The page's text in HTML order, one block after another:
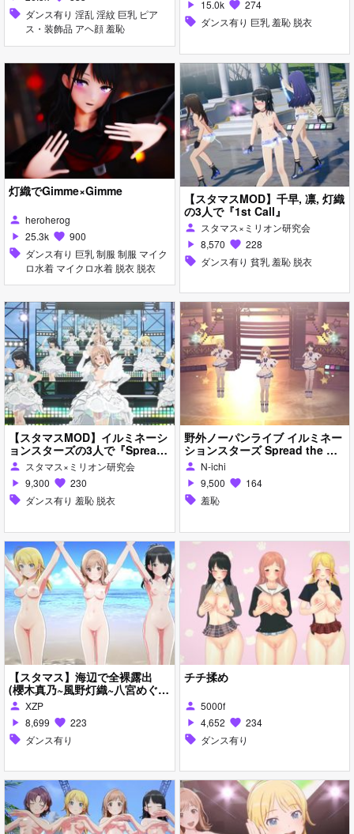
sell ダンス有り 淫乱 淫紋 巨乳 ピア
ス・装飾品 アヘ顔 羞恥
play_arrow 15.0k favorite 274
sell ダンス有り 巨乳 羞恥 脱衣
灯織でGimme×Gimme
person heroherog
play_arrow 25.3k favorite 900
sell ダンス有り 巨乳 制服 制服 マイク
ロ水着 マイクロ水着 脱衣 脱衣
【スタマスMOD】千早, 凛, 灯織
の3人で『1st Call』
person スタマス×ミリオン研究会
play_arrow 8,570 favorite 228
sell ダンス有り 貧乳 羞恥 脱衣
【スタマスMOD】イルミネーシ
ョンスターズの3人で『Spread
the Wings!!』
person スタマス×ミリオン研究会
play_arrow 9,300 favorite 230
sell ダンス有り 羞恥 脱衣
野外ノーパンライブ イルミネー
ションスターズ Spread the Wi
ngs!!【スタマス】
person N-ichi
play_arrow 9,500 favorite 164
sell 羞恥
【スタマス】海辺で全裸露出
(櫻木真乃~風野灯織~八宮めぐる
~海辺~全裸MOD)
person XZP
play_arrow 8,699 favorite 223
sell ダンス有り
チチ揉め
person 5000f
play_arrow 4,652 favorite 234
sell ダンス有り